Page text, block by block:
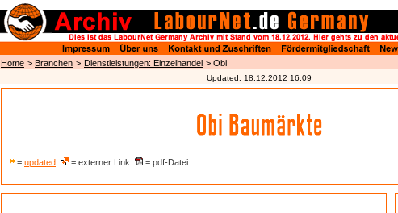
Home > Branchen > Dienstleistungen: Einzelhandel > Obi
Updated: 18.12.2012 16:09
= updated = externer Link = pdf-Datei